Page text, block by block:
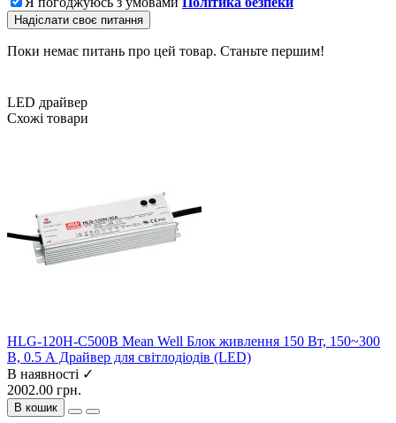
Надіслати своє питання
Поки немає питань про цей товар. Станьте першим!
LED драйвер
Схожі товари
HLG-120H-C500B Mean Well Блок живлення 150 Вт, 150~300
В, 0.5 А Драйвер для світлодіодів (LED)
В наявності ✓
2002.00 грн.
В кошик